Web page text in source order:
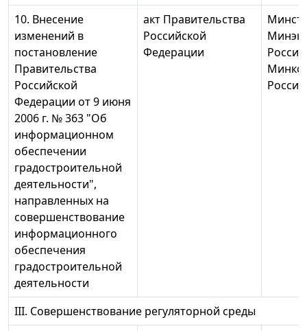
10. Внесение
изменений в
постановление
Правительства
Российской
Федерации от 9 июня
2006 г. № 363 "Об
информационном
обеспечении
градостроительной
деятельности",
направленных на
совершенствование
информационного
обеспечения
градостроительной
деятельности
акт Правительства
Российской
Федерации
России
III. Совершенствование регуляторной среды